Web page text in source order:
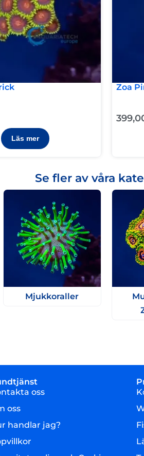
Läs mer
Zoa
Se fler av våra
Mjukkoraller
oss
oss
handlar jag?